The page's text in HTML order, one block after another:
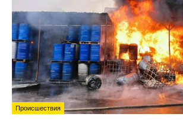
Происшествия